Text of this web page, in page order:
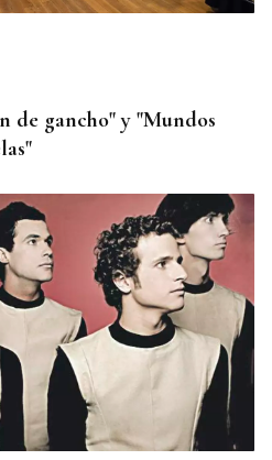
de gancho" y "Mundos